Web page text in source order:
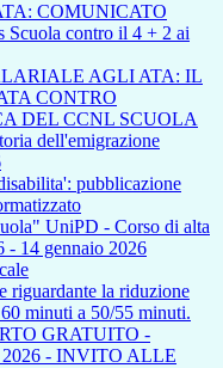
COMUNICATO
contro il 4 + 2 ai
AGLI ATA: IL
CONTRO
DEL CCNL SCUOLA
dell'emigrazione
pubblicazione
UniPD - Corso di alta
- 14 gennaio 2026
riguardante la riduzione
minuti a 50/55 minuti.
GRATUITO -
- INVITO ALLE